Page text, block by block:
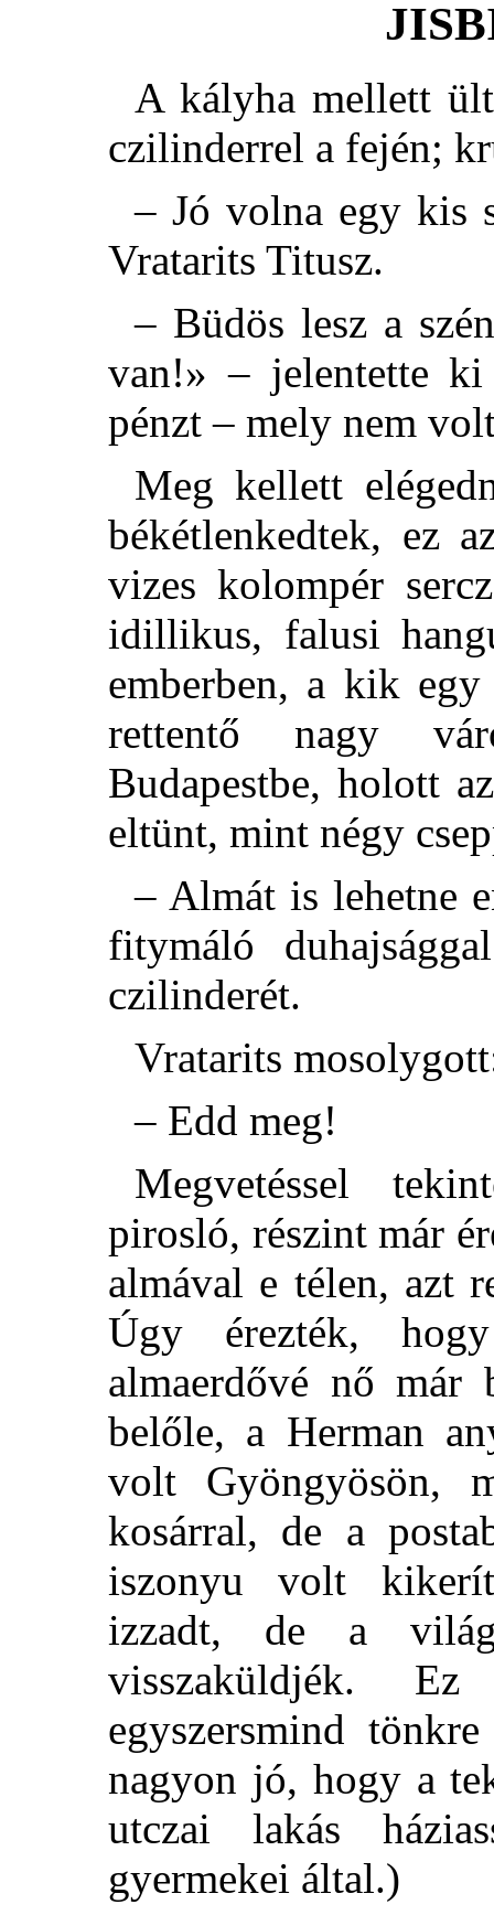
A kályha mellett
czilinderrel a fején;
– Jó volna egy kis
Vratarits Titusz.
– Büdös lesz a
van!» – jelentette
pénzt – mely nem
Meg kellett
békétlenkedtek, ez
vizes kolompér
idillikus, falusi
emberben, a kik
rettentő nagy
Budapestbe, holott
eltünt, mint négy
– Almát is lehetne
fitymáló
czilinderét.
Vratarits
– Edd meg!
Megvetéssel
pirosló, részint már
almával e télen, azt
Úgy érezték,
almaerdővé nő már
belőle, a Herman
volt Gyöngyösön,
kosárral, de a
iszonyu volt
izzadt, de a
visszaküldjék.
egyszersmind
nagyon jó, hogy a
utczai lakás
gyermekei által.)